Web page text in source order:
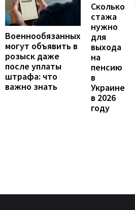
Военнообязанных
могут объявить в
розыск даже
после уплаты
штрафа: что
важно знать
Сколько
стажа
нужно
для
выхода
на
пенсию
в
Украине
в 2026
году